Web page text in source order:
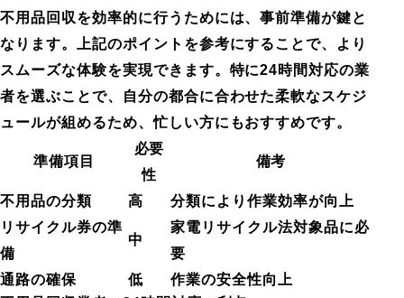
不用品回収を効率的に行うためには、事前準備が鍵と
なります。上記のポイントを参考にすることで、より
スムーズな体験を実現できます。特に24時間対応の業
者を選ぶことで、自分の都合に合わせた柔軟なスケジ
ュールが組めるため、忙しい方にもおすすめです。
準備項目
必要
性
備考
不用品の分類 高
分類により作業効率が向上
リサイクル券の準
備
中
家電リサイクル法対象品に必
要
通路の確保
低
作業の安全性向上